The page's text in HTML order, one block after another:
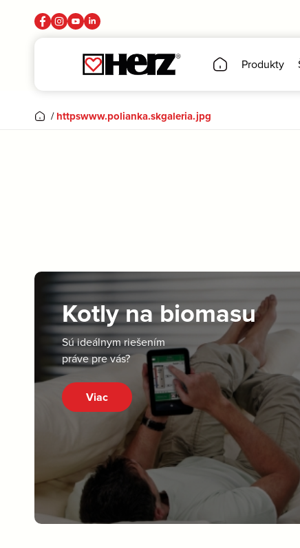
Produkty
/ httpswww.polianka.skgaleria.jpg
Kotly na biomasu
Sú ideálnym riešením
práve pre vás?
Viac